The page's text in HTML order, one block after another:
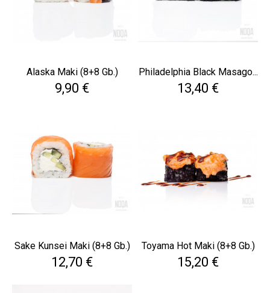
Alaska Maki (8+8 Gb.)
Cena
9,90 €
Philadelphia Black Masago...
Cena
13,40 €
Sake Kunsei Maki (8+8 Gb.)
Cena
12,70 €
Toyama Hot Maki (8+8 Gb.)
Cena
15,20 €